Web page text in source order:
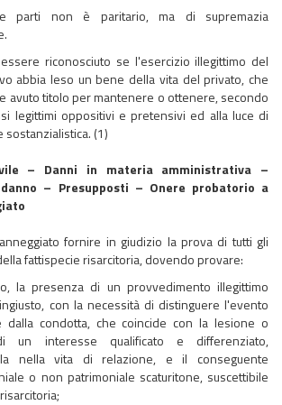
parti non è paritario, ma di supremazia
riconosciuto se l'esercizio illegittimo del
abbia leso un bene della vita del privato, che
avuto titolo per mantenere o ottenere, secondo
legittimi oppositivi e pretensivi ed alla luce di
(1)
– Danni in materia amministrativa –
– Presupposti – Onere probatorio a
fornire in giudizio la prova di tutti gli
fattispecie risarcitoria, dovendo provare:
la presenza di un provvedimento illegittimo
con la necessità di distinguere l'evento
dalla condotta, che coincide con la lesione o
un interesse qualificato e differenziato,
nella vita di relazione, e il conseguente
o non patrimoniale scaturitone, suscettibile